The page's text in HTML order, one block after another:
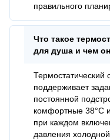
правильного
Что такое
для душа и чем
Термостатический
поддерживает
постоянной
комфортные 38°C
при каждом
давления